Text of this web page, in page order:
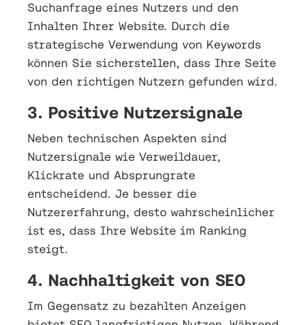
Suchanfrage eines Nutzers und den
Inhalten Ihrer Website. Durch die
strategische Verwendung von Keywords
können Sie sicherstellen, dass Ihre Seite
von den richtigen Nutzern gefunden wird.
3. Positive Nutzersignale
Neben technischen Aspekten sind
Nutzersignale wie Verweildauer,
Klickrate und Absprungrate
entscheidend. Je besser die
Nutzererfahrung, desto wahrscheinlicher
ist es, dass Ihre Website im Ranking
steigt.
4. Nachhaltigkeit von SEO
Im Gegensatz zu bezahlten Anzeigen